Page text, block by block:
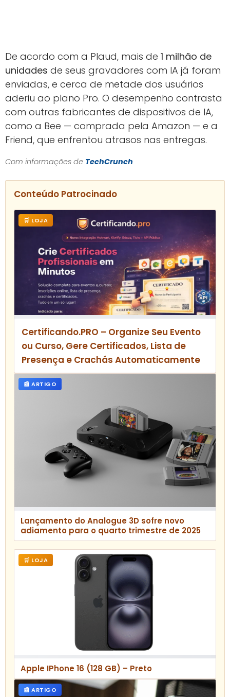
De acordo com a Plaud, mais de 1 milhão de
unidades de seus gravadores com IA já foram
enviadas, e cerca de metade dos usuários
aderiu ao plano Pro. O desempenho contrasta
com outras fabricantes de dispositivos de IA,
como a Bee — comprada pela Amazon — e a
Friend, que enfrentou atrasos nas entregas.
Com informações de TechCrunch
Conteúdo Patrocinado
🛒 LOJA
Certificando.PRO – Organize Seu Evento
ou Curso, Gere Certificados, Lista de
Presença e Crachás Automaticamente
📰 ARTIGO
Lançamento do Analogue 3D sofre novo
adiamento para o quarto trimestre de 2025
🛒 LOJA
Apple IPhone 16 (128 GB) – Preto
📰 ARTIGO